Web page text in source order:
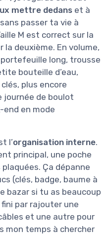
mettre dedans et à
passer ta vie à
M est correct sur la
la deuxième. En volume,
long, trousse
bouteille d’eau,
plus encore
journée de boulot
en mode
l’organisation interne.
principal, une poche
Ça dépanne
(clés, badge, baume à
bazar si tu as beaucoup
par rajouter une
et une autre pour
mon temps à chercher